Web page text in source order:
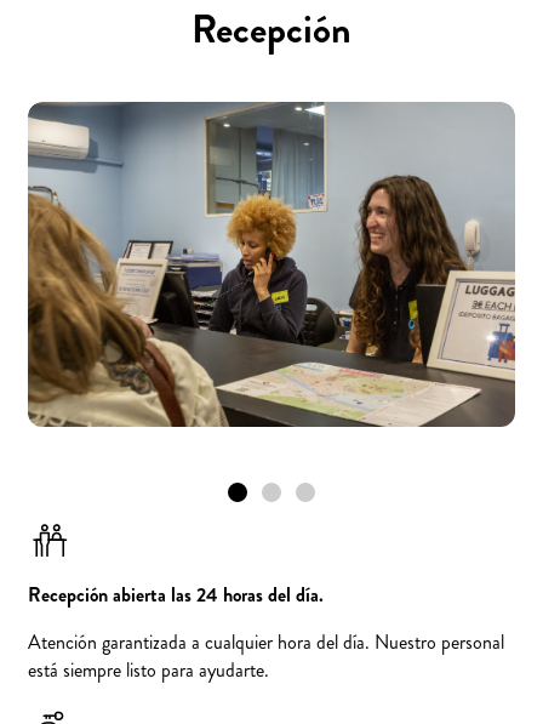
Recepción
Recepción abierta las 24 horas del día.
Atención garantizada a cualquier hora del día. Nuestro personal
está siempre listo para ayudarte.